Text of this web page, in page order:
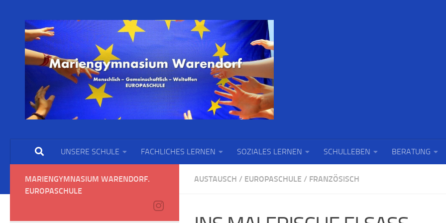
UNSERE SCHULE FACHLICHES LERNEN SOZIALES LERNEN SCHULLEBEN BERATUNG
AUSTAUSCH / EUROPASCHULE / FRANZÖSISCH
MARIENGYMNASIUM WARENDORF.
EUROPASCHULE